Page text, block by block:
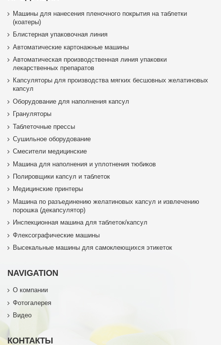
Машины для нанесения пленочного покрытия на таблетки
(коатеры)
Блистерная упаковочная линия
Автоматические картонажные машины
Автоматическая производственная линия упаковки
лекарственных препаратов
Капсуляторы для производства мягких бесшовных желатиновых
капсул
Оборудование для наполнения капсул
Грануляторы
Таблеточные прессы
Сушильное оборудование
Смесители медицинские
Машина для наполнения и уплотнения тюбиков
Полировщики капсул и таблеток
Медицинские принтеры
Машина по разъединению желатиновых капсул и извлечению
порошка (декапсулятор)
Инспекционная машина для таблеток/капсул
Флексографические машины
Высекальные машины для самоклеющихся этикеток
NAVIGATION
О компании
Фотогалерея
Видео
КОНТАКТЫ